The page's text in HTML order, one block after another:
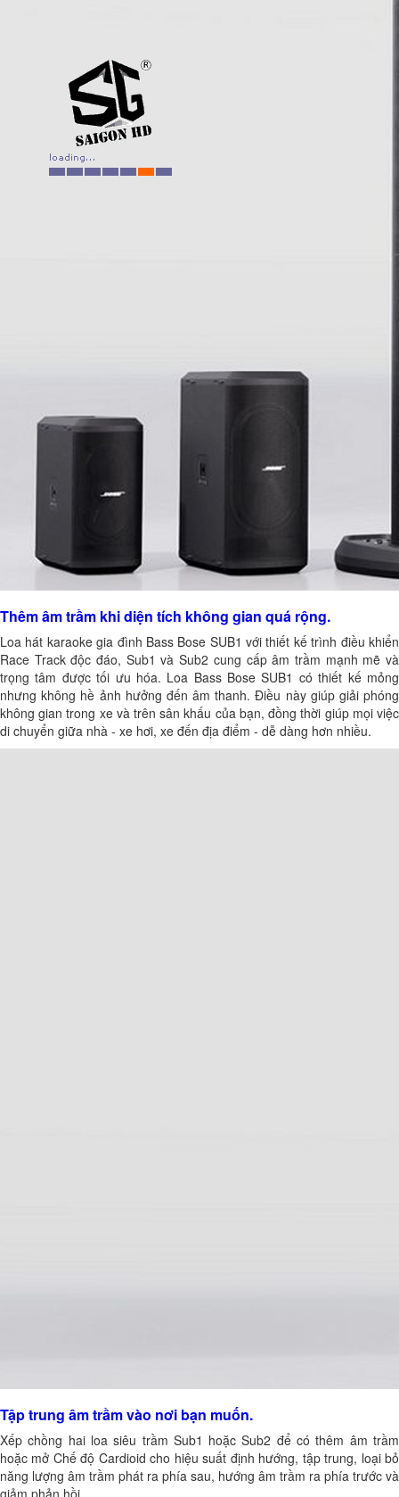
Thêm âm trầm khi diện tích không gian quá rộng.
Loa hát karaoke gia đình Bass Bose SUB1 với thiết kế trình điều khiển
Race Track độc đáo, Sub1 và Sub2 cung cấp âm trầm mạnh mẽ và
trọng tâm được tối ưu hóa. Loa Bass Bose SUB1 có thiết kế mỏng
nhưng không hề ảnh hưởng đến âm thanh. Điều này giúp giải phóng
không gian trong xe và trên sân khấu của bạn, đồng thời giúp mọi việc
di chuyển giữa nhà - xe hơi, xe đến địa điểm - dễ dàng hơn nhiều.
Tập trung âm trầm vào nơi bạn muốn.
Xếp chồng hai loa siêu trầm Sub1 hoặc Sub2 để có thêm âm trầm
hoặc mở Chế độ Cardioid cho hiệu suất định hướng, tập trung, loại bỏ
năng lượng âm trầm phát ra phía sau, hướng âm trầm ra phía trước và
giảm phản hồi.